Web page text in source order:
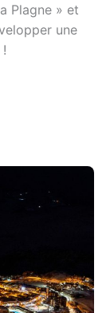
Plagne » et
une